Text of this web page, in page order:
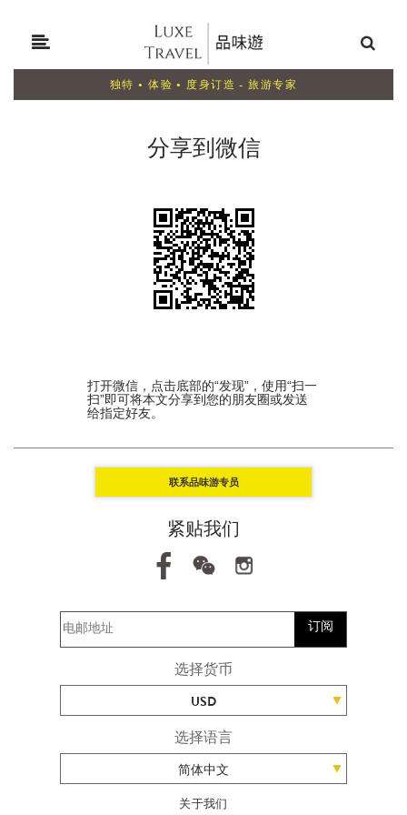
独特 • 体验 • 度身订造 - 旅游专家
分享到微信
打开微信，点击底部的“发现”，使用“扫一
扫”即可将本文分享到您的朋友圈或发送
给指定好友。
联系品味游专员
紧贴我们
订阅
选择货币
USD
选择语言
简体中文
关于我们